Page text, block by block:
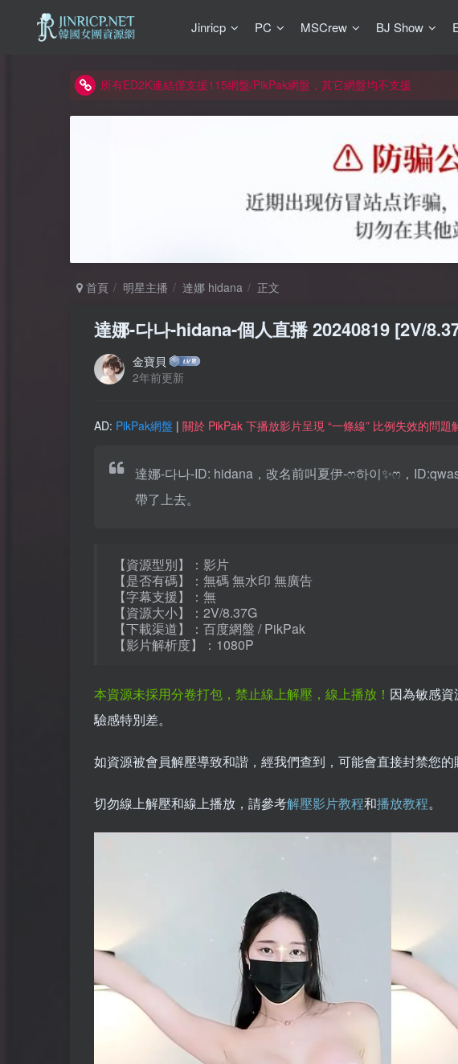
Jinricp PC MSCrew BJ Show
正版宣告: 警惕盜版網站冒充 Jinricp.net [20260605更新]
所有ED2K連結僅支援115網盤/PikPak網盤，其它網盤均不支援
關於 PikPak 下播放影片呈現 “一條線” 的問題報告
正版宣告: 警惕盜版網站冒充 Jinricp.net [20260605更新]
首頁 明星主播 達娜 hidana 正文
達娜-다나-hidana-個人直播 20240819 [2V/
金寶貝
2年前更新
AD: PikPak網盤 | 關於 PikPak 下播放影片呈現 “一條線” 比例失效的問題
達娜-다나-ID: hidana，改名前叫夏伊-ෆ하이✨ෆ，
帶了上去。
【資源型別】：影片
【是否有碼】：無碼 無水印 無廣告
【字幕支援】：無
【資源大小】：2V/8.37G
【下載渠道】：百度網盤 / PikPak
【影片解析度】：1080P
本資源未採用分卷打包，禁止線上解壓，線上播放！ 因為敏感
驗感特別差。
如資源被會員解壓導致和諧，經我們查到，可能會直接封禁您
切勿線上解壓和線上播放，請參考解壓影片教程和播放教程。